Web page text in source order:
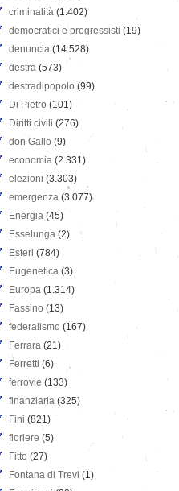
criminalità (1.402)
democratici e progressisti (19)
denuncia (14.528)
destra (573)
destradipopolo (99)
Di Pietro (101)
Diritti civili (276)
don Gallo (9)
economia (2.331)
elezioni (3.303)
emergenza (3.077)
Energia (45)
Esselunga (2)
Esteri (784)
Eugenetica (3)
Europa (1.314)
Fassino (13)
federalismo (167)
Ferrara (21)
Ferretti (6)
ferrovie (133)
finanziaria (325)
Fini (821)
fioriere (5)
Fitto (27)
Fontana di Trevi (1)